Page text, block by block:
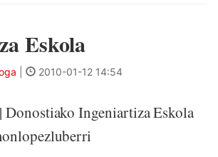
Eskola
2010-01-12 14:54
Ingeniartiza Eskola